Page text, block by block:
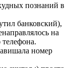
познаний в
банковский),
на
номер